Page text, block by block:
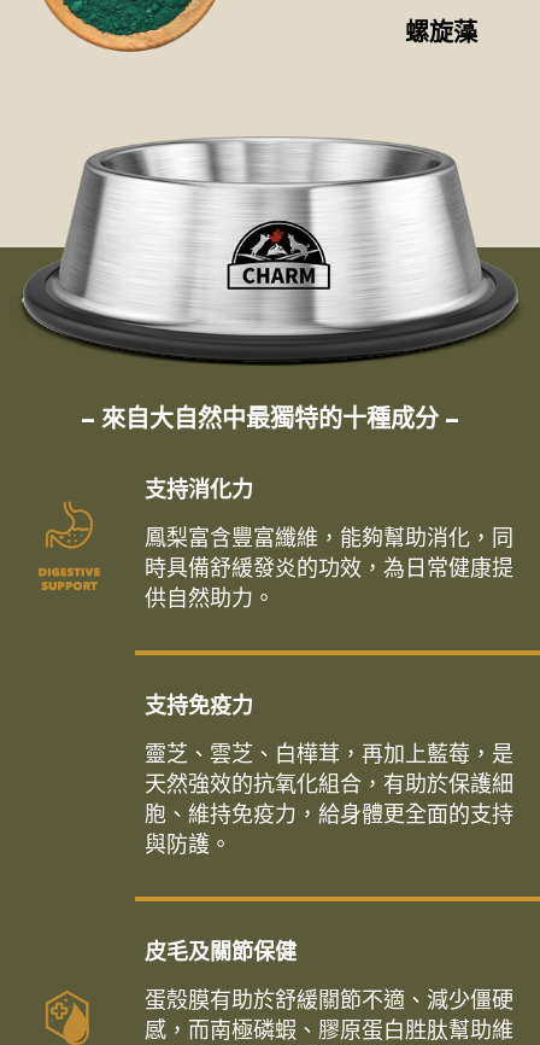
螺旋藻
– 來自大自然中最獨特的十種成分 –
支持消化力
鳳梨富含豐富纖維，能夠幫助消化，同
時具備舒緩發炎的功效，為日常健康提
供自然助力。
支持免疫力
靈芝、雲芝、白樺茸，再加上藍莓，是
天然強效的抗氧化組合，有助於保護細
胞、維持免疫力，給身體更全面的支持
與防護。
皮毛及關節保健
蛋殼膜有助於舒緩關節不適、減少僵硬
感，而南極磷蝦、膠原蛋白胜肽幫助維